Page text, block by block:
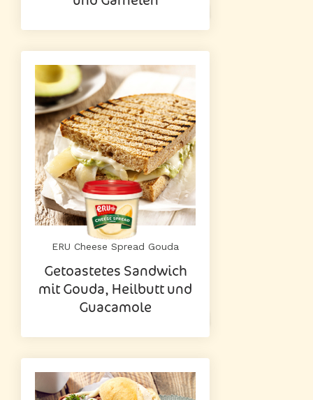
ERU Cheese Spread Gouda
Getoastetes Sandwich
mit Gouda, Heilbutt und
Guacamole